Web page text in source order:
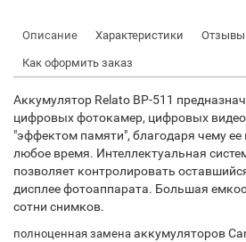
Описание Характеристики Отзывы
Как оформить заказ
Аккумулятор Relato BP-511
цифровых фотокамер, цифровых
"эффектом памяти", благодаря чему
любое время. Интеллектуальная
позволяет контролировать
дисплее фотоаппарата. Большая
сотни снимков.
полноценная замена аккумуляторов